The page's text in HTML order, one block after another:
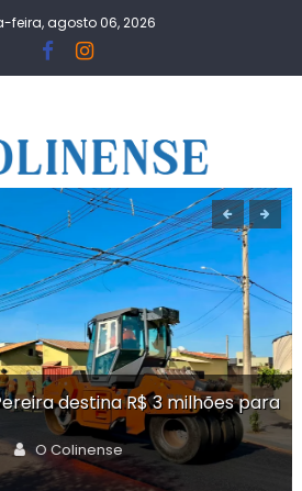
feira, agosto 06, 2026
destina R$ 3 milhões para
Author
O Colinense